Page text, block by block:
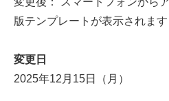
版テンプレートが表示されます
変更日
2025年12月15日（月）